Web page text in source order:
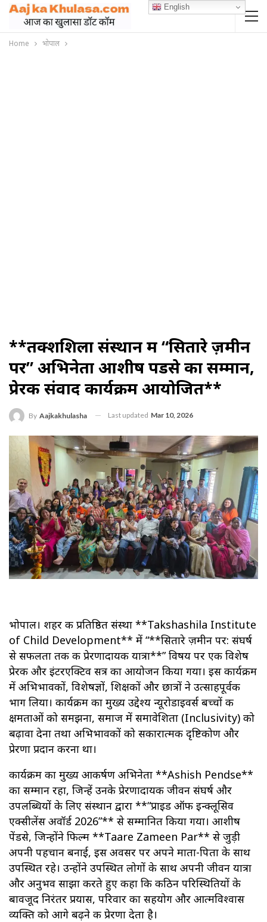
Home भोपाल
**तक्शशिला संस्थान में “सितारे ज़मीन
पर” अभिनेता आशीष पेंडसे का सम्मान,
प्रेरक संवाद कार्यक्रम आयोजित**
By Aajkakhulasha Last updated Mar 10, 2026
भोपाल। शहर की प्रतिष्ठित संस्था **Takshashila Institute
of Child Development** में “**सितारे ज़मीन पर: संघर्ष
से सफलता तक की प्रेरणादायक यात्रा**” विषय पर एक विशेष
प्रेरक और इंटरएक्टिव सत्र का आयोजन किया गया। इस कार्यक्रम
में अभिभावकों, विशेषज्ञों, शिक्षकों और छात्रों ने उत्साहपूर्वक
भाग लिया। कार्यक्रम का मुख्य उद्देश्य न्यूरोडाइवर्स बच्चों की
क्षमताओं को समझना, समाज में समावेशिता (Inclusivity) को
बढ़ावा देना तथा अभिभावकों को सकारात्मक दृष्टिकोण और
प्रेरणा प्रदान करना था।
कार्यक्रम का मुख्य आकर्षण अभिनेता **Ashish Pendse**
का सम्मान रहा, जिन्हें उनके प्रेरणादायक जीवन संघर्ष और
उपलब्धियों के लिए संस्थान द्वारा **“प्राइड ऑफ इन्क्लूसिव
एक्सीलेंस अवॉर्ड 2026”** से सम्मानित किया गया। आशीष
पेंडसे, जिन्होंने फिल्म **Taare Zameen Par** से जुड़ी
अपनी पहचान बनाई, इस अवसर पर अपने माता-पिता के साथ
उपस्थित रहे। उन्होंने उपस्थित लोगों के साथ अपनी जीवन यात्रा
और अनुभव साझा करते हुए कहा कि कठिन परिस्थितियों के
बावजूद निरंतर प्रयास, परिवार का सहयोग और आत्मविश्वास
व्यक्ति को आगे बढ़ने की प्रेरणा देता है।
English